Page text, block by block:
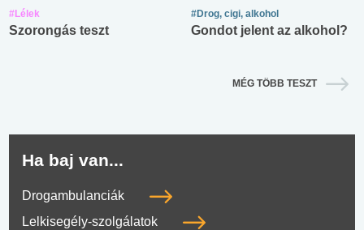
#Lélek
Szorongás teszt
#Drog, cigi, alkohol
Gondot jelent az alkohol?
MÉG TÖBB TESZT
Ha baj van...
Drogambulanciák
Lelkisegély-szolgálatok